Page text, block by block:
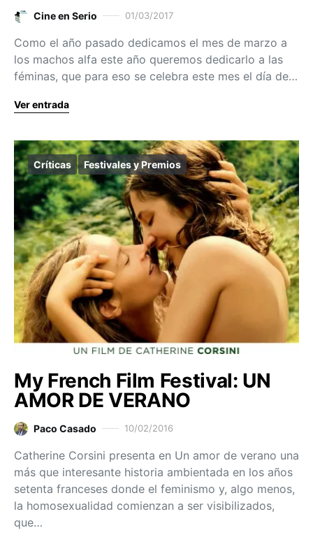
Cine en Serio 01/03/2017
Como el año pasado dedicamos el mes de marzo a
los machos alfa este año queremos dedicarlo a las
féminas, que para eso se celebra este mes el día de…
Ver entrada
Críticas Festivales y Premios
My French Film Festival: UN
AMOR DE VERANO
Paco Casado 10/02/2016
Catherine Corsini presenta en Un amor de verano una
más que interesante historia ambientada en los años
setenta franceses donde el feminismo y, algo menos,
la homosexualidad comienzan a ser visibilizados,
que…